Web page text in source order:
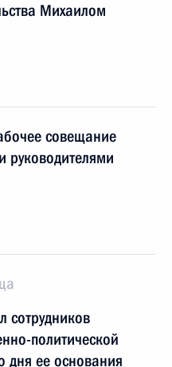
Михаилом
совещание
руководителями
сотрудников
политической
дня ее основания